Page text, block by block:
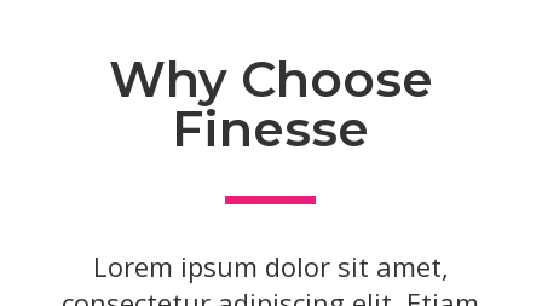
Why Choose
Finesse
Lorem ipsum dolor sit amet,